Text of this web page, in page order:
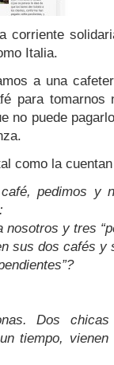
corriente
Italia.
a una
para tomarnos
no puede
como la
pedimos y
y tres
sus dos cafés y
Dos
tiempo,